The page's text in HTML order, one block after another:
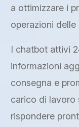
a ottimizzare i
operazioni
I chatbot attivi
informazioni
consegna e
carico di lavoro
rispondere